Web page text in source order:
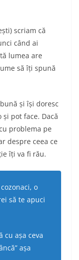
scriam că
când ai
lumea are
să îți spună
și își doresc
pot face. Dacă
problema pe
despre ceea ce
îți va fi rău.
o
să te apuci
cu așa ceva
așa